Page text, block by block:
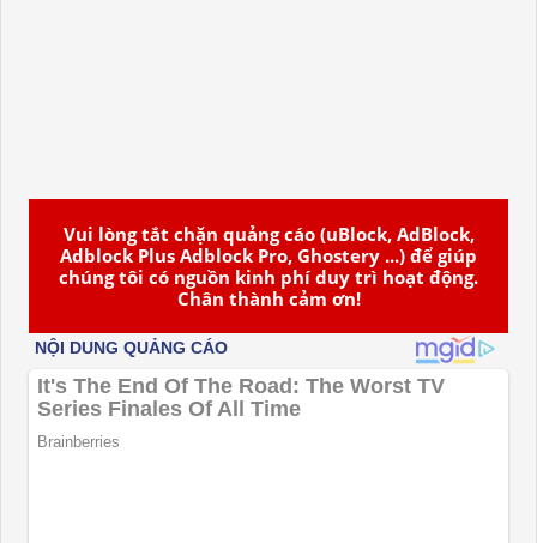
Vui lòng tắt chặn quảng cáo (uBlock, AdBlock,
Adblock Plus Adblock Pro, Ghostery ...) để giúp
chúng tôi có nguồn kinh phí duy trì hoạt động.
Chân thành cảm ơn!